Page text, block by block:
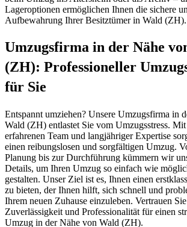
Lageroptionen ermöglichen Ihnen die sichere
Aufbewahrung Ihrer Besitztümer in Wald (ZH).
Umzugsfirma in der Nähe
(ZH): Professioneller
für Sie
Entspannt umziehen? Unsere Umzugsfirma in
Wald (ZH) entlastet Sie vom Umzugsstress.
erfahrenen Team und langjähriger Expertise
einen reibungslosen und sorgfältigen Umzug.
Planung bis zur Durchführung kümmern wir
Details, um Ihren Umzug so einfach wie
gestalten. Unser Ziel ist es, Ihnen einen
zu bieten, der Ihnen hilft, sich schnell und
Ihrem neuen Zuhause einzuleben. Vertrauen
Zuverlässigkeit und Professionalität für einen
Umzug in der Nähe von Wald (ZH).